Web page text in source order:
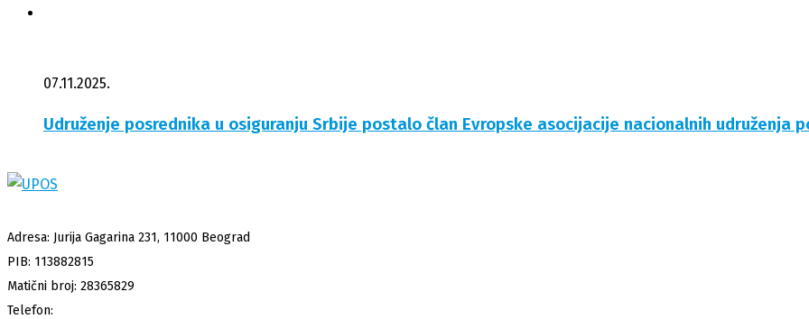
07.11.2025.
Udruženje posrednika u osiguranju Srbije postalo član Evropske asocijacije nacionalnih udruženja
Adresa: Jurija Gagarina 231, 11000 Beograd
PIB: 113882815
Matični broj: 28365829
Telefon: